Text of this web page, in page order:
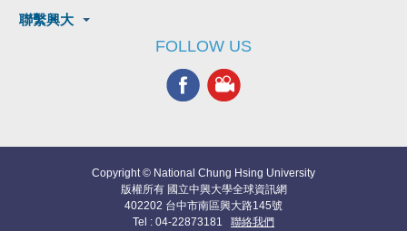
聯繫興大
FOLLOW US
Copyright © National Chung Hsing University
版權所有 國立中興大學全球資訊網
402202 台中市南區興大路145號
Tel : 04-22873181 聯絡我們